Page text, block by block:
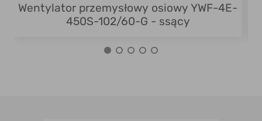
Wentylator przemysłowy osiowy YWF-4E-
450S-102/60-G - ssący